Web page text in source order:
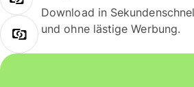
Download in
und ohne lästige Werbung.